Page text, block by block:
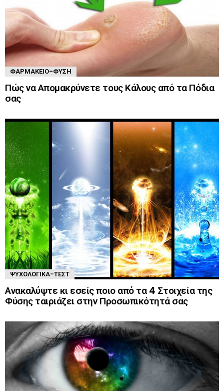
ΦΑΡΜΑΚΕΊΟ-ΦΎΣΗ
Πώς να Απομακρύνετε τους Κάλους από τα Πόδια
σας
ΨΥΧΟΛΟΓΙΚΆ-ΤΈΣΤ
Ανακαλύψτε κι εσείς ποιο από τα 4 Στοιχεία της
Φύσης ταιριάζει στην Προσωπικότητά σας